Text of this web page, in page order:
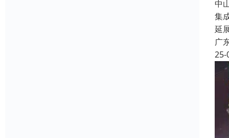
中
集
延
广
25-